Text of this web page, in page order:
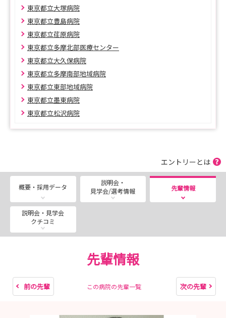
東京都立大塚病院
東京都立豊島病院
東京都立荏原病院
東京都立多摩北部医療センター
東京都立大久保病院
東京都立多摩南部地域病院
東京都立東部地域病院
東京都立墨東病院
東京都立松沢病院
エントリーとは
概要・採用データ
説明会・
見学会/選考情報
先輩情報
説明会・見学会
クチコミ
先輩情報
前の先輩 この病院の先輩一覧 次の先輩